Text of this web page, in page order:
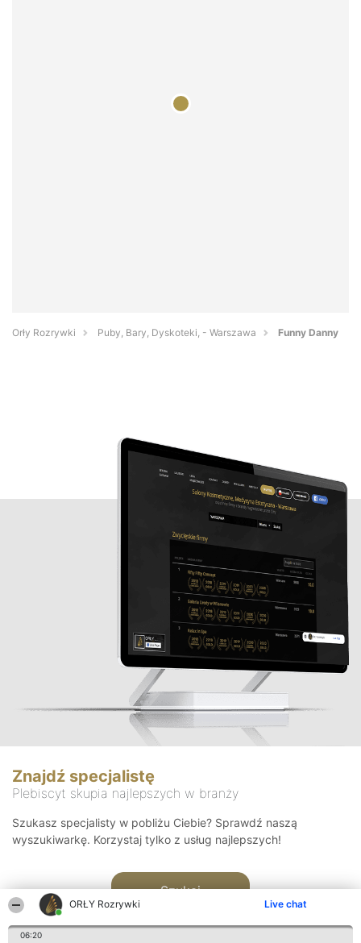
ORŁY Rozrywki Live chat
06:20
Orły Rozrywki Puby, Bary, Dyskoteki, - Warszawa Funny Danny
Znajdź specjalistę
Plebiscyt skupia najlepszych w branży
Szukasz specjalisty w pobliżu Ciebie? Sprawdź naszą
wyszukiwarkę. Korzystaj tylko z usług najlepszych!
Szukaj